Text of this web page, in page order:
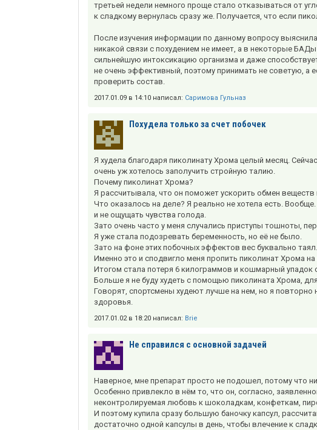
третьей недели немного проще стало отказываться от
к сладкому вернулась сразу же. Получается, что если
После изучения информации по данному вопросу
никакой связи с похудением не имеет, а в некоторые
сильнейшую интоксикацию организма и даже
не очень эффективный, поэтому принимать не советую, а
проверить состав.
2017.01.09 в 14:10 написал: Саримова Гульназ
Похудела только за счет побочек
Я худела благодаря пиколинату Хрома целый месяц.
очень уж хотелось заполучить стройную талию.
Почему пиколинат Хрома?
Я рассчитывала, что он поможет ускорить обмен веществ
Что оказалось на деле? Я реально не хотела есть.
и не ощущать чувства голода.
Зато очень часто у меня случались приступы тошноты,
Я уже стала подозревать беременность, но её не было.
Зато на фоне этих побочных эффектов вес буквально
Именно это и сподвигло меня пропить пиколинат Хрома
Итогом стала потеря 6 килограммов и кошмарный упадок
Больше я не буду худеть с помощью пиколината Хрома,
Говорят, спортсмены худеют лучше на нем, но я
здоровья.
2017.01.02 в 18:20 написал: Brie
Не справился с основной задачей
Наверное, мне препарат просто не подошел, потому что
Особенно привлекло в нём то, что он, согласно,
неконтролируемая любовь к шоколадкам, конфеткам,
И поэтому купила сразу большую баночку капсул,
достаточно одной капсулы в день, чтобы влечение к